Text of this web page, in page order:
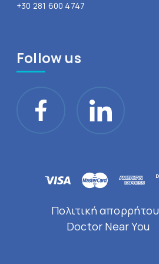
+30 281 600 4747
Follow us
Πολιτική απορρήτου
Doctor Near You